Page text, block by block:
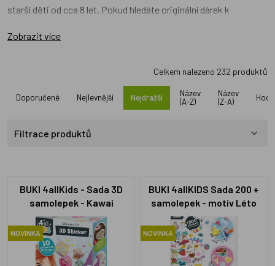
starší děti od cca 8 let. Pokud hledáte originální dárek k
značka. Mezi nejoblíbenější patří
zábavu. Hrnčířský kruh má adaptér do elektřiny a je dostatečně
silný, aby si poradil s výrobou hrnečků a misek. Recenzovali
jsme ho pro vás
ZDE
Zobrazit více
Celkem nalezeno 232 produktů
Doporučené Nejlevnější Nejdražší
Název
(A-Z)
Název
(Z-A)
Filtrace produktů
BUKI 4allKids - Sada 3D
samolepek - Kawai
NOVINKA
BUKI 4allKIDS Sada 200 +
samolepek - motiv Léto
NOVINKA